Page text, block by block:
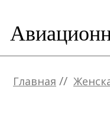
Главная //